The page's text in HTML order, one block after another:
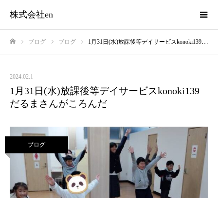
株式会社en
ブログ ブログ 1月31日(水)放課後等デイサービスkonoki139だるまさんがころんだ
2024.02.1
1月31日(水)放課後等デイサービスkonoki139
だるまさんがころんだ
ブログ